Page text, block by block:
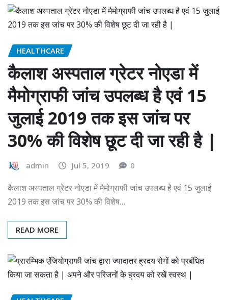
HEALTHCARE
कैलाश अस्पताल ग्रेटर नोएडा में
मैमोग्राफी जांच उपलब्ध है एवं 15
जुलाई 2019 तक इस जांच पर
30% की विशेष छूट दी जा रही है |
admin Jul 5, 2019 0
कैलाश अस्पताल ग्रेटर नोएडा में मैमोग्राफी जांच उपलब्ध है एवं 15 जुलाई
2019 तक इस जांच पर 30% की विशेष…
READ MORE